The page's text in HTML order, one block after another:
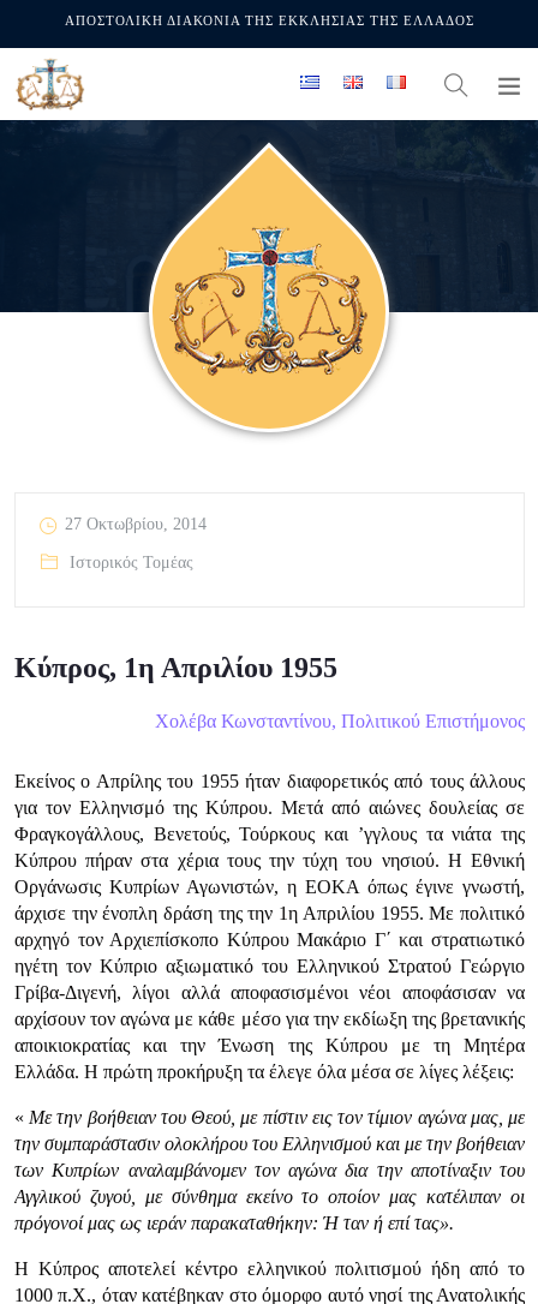
ΑΠΟΣΤΟΛΙΚΗ ΔΙΑΚΟΝΙΑ ΤΗΣ ΕΚΚΛΗΣΙΑΣ ΤΗΣ ΕΛΛΑΔΟΣ
27 Οκτωβρίου, 2014
Ιστορικός Τομέας
Κύπρος, 1η Απριλίου 1955
Χολέβα Κωνσταντίνου, Πολιτικού Επιστήμονος
Εκείνος ο Απρίλης του 1955 ήταν διαφορετικός από τους άλλους
για τον Ελληνισμό της Κύπρου. Μετά από αιώνες δουλείας σε
Φραγκογάλλους, Βενετούς, Τούρκους και ’γγλους τα νιάτα της
Κύπρου πήραν στα χέρια τους την τύχη του νησιού. Η Εθνική
Οργάνωσις Κυπρίων Αγωνιστών, η ΕΟΚΑ όπως έγινε γνωστή,
άρχισε την ένοπλη δράση της την 1η Απριλίου 1955. Με πολιτικό
αρχηγό τον Αρχιεπίσκοπο Κύπρου Μακάριο Γ΄ και στρατιωτικό
ηγέτη τον Κύπριο αξιωματικό του Ελληνικού Στρατού Γεώργιο
Γρίβα-Διγενή, λίγοι αλλά αποφασισμένοι νέοι αποφάσισαν να
αρχίσουν τον αγώνα με κάθε μέσο για την εκδίωξη της βρετανικής
αποικιοκρατίας και την Ένωση της Κύπρου με τη Μητέρα
Ελλάδα. Η πρώτη προκήρυξη τα έλεγε όλα μέσα σε λίγες λέξεις:
« Με την βοήθειαν του Θεού, με πίστιν εις τον τίμιον αγώνα μας, με
την συμπαράστασιν ολοκλήρου του Ελληνισμού και με την βοήθειαν
των Κυπρίων αναλαμβάνομεν τον αγώνα δια την αποτίναξιν του
Αγγλικού ζυγού, με σύνθημα εκείνο το οποίον μας κατέλιπαν οι
πρόγονοί μας ως ιεράν παρακαταθήκην: Ή ταν ή επί τας».
Η Κύπρος αποτελεί κέντρο ελληνικού πολιτισμού ήδη από το
1000 π.Χ., όταν κατέβηκαν στο όμορφο αυτό νησί της Ανατολικής